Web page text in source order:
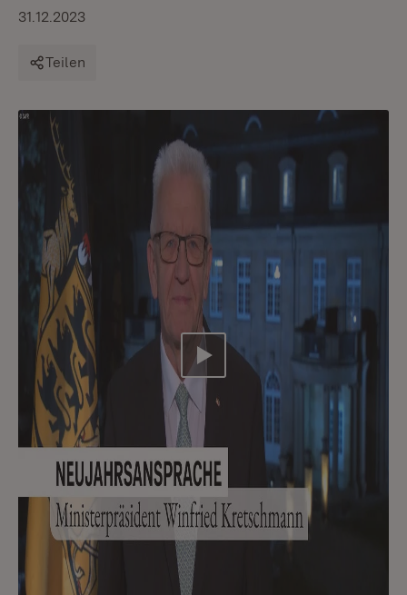
31.12.2023
Teilen
Video abspielen